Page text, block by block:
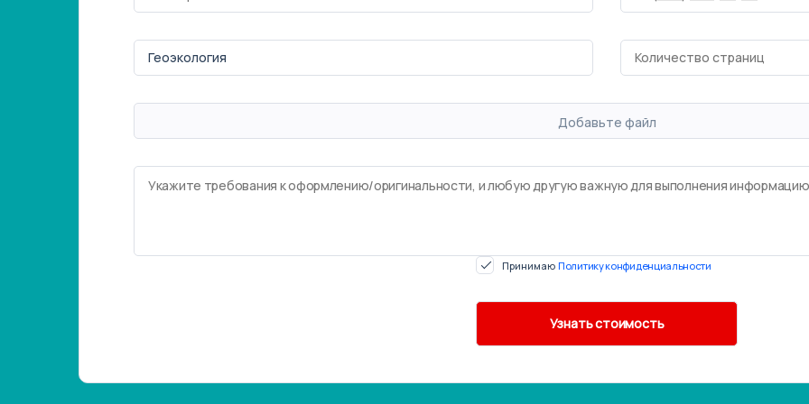
Добавьте файл
Принимаю Политику конфиденциальности